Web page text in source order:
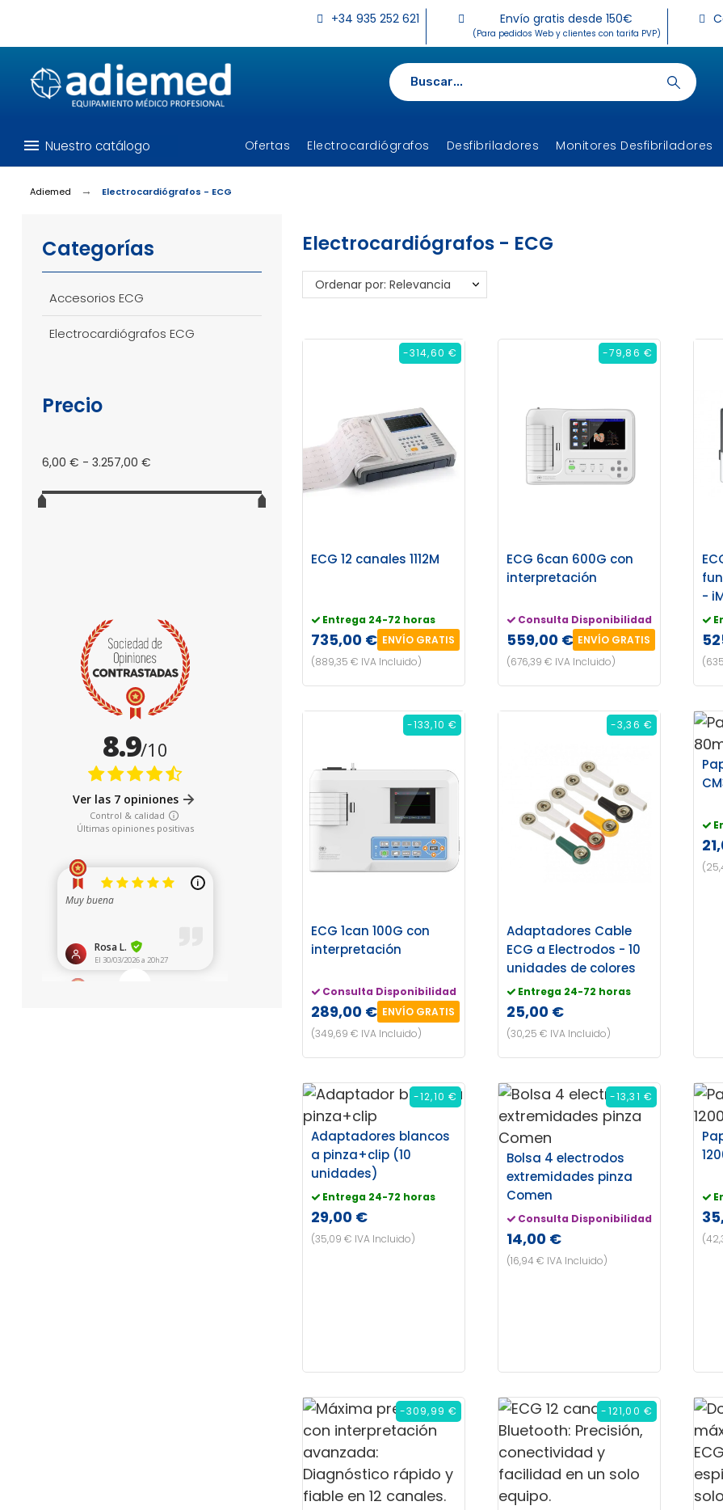
+34 935 252 621 Envío gratis desde 150€
(Para pedidos Web y clientes con tarifa PVP)
menu Nuestro catálogo Ofertas Electrocardiógrafos Desfibriladores Monitores Desfibriladores
Adiemed Electrocardiógrafos - ECG
Categorías
Accesorios ECG
Electrocardiógrafos ECG
Precio
6,00 € - 3.257,00 €
Electrocardiógrafos - ECG
Ordenar por: Relevancia
ECG 12 canales 1112M
Entrega 24-72 horas
735,00 € ENVÍO GRATIS
(889,35 € IVA Incluido)
-314,60 €
ECG 6can 600G con
interpretación
Consulta Disponibilidad
559,00 € ENVÍO GRATIS
(676,39 € IVA Incluido)
-79,86 €
-
ECG 1can 100G con
interpretación
Consulta Disponibilidad
289,00 € ENVÍO GRATIS
(349,69 € IVA Incluido)
-133,10 €
Adaptadores Cable
ECG a Electrodos - 10
unidades de colores
Entrega 24-72 horas
25,00 €
(30,25 € IVA Incluido)
-3,36 €
Adaptadores blancos
a pinza+clip (10
unidades)
Entrega 24-72 horas
29,00 €
(35,09 € IVA Incluido)
-12,10 €
Bolsa 4 electrodos
extremidades pinza
Comen
Consulta Disponibilidad
14,00 €
(16,94 € IVA Incluido)
-13,31 €
-309,99 € -121,00 €